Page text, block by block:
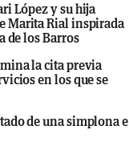
López y su hija
Marita Rial inspirada
de los Barros
la cita previa
en los que se
de una simplona e